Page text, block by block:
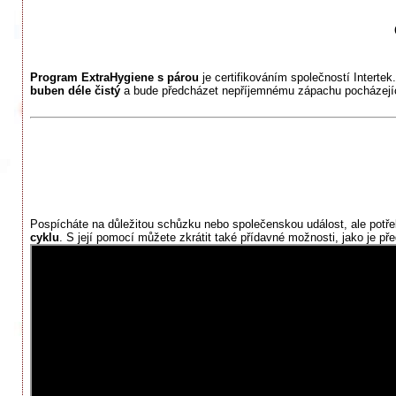
Program ExtraHygiene s párou je certifikováním společností
buben déle čistý a bude předcházet nepříjemnému zápachu
Pospícháte na důležitou schůzku nebo společenskou událost, ale
cyklu . S její pomocí můžete zkrátit také přídavné možnosti, jako je